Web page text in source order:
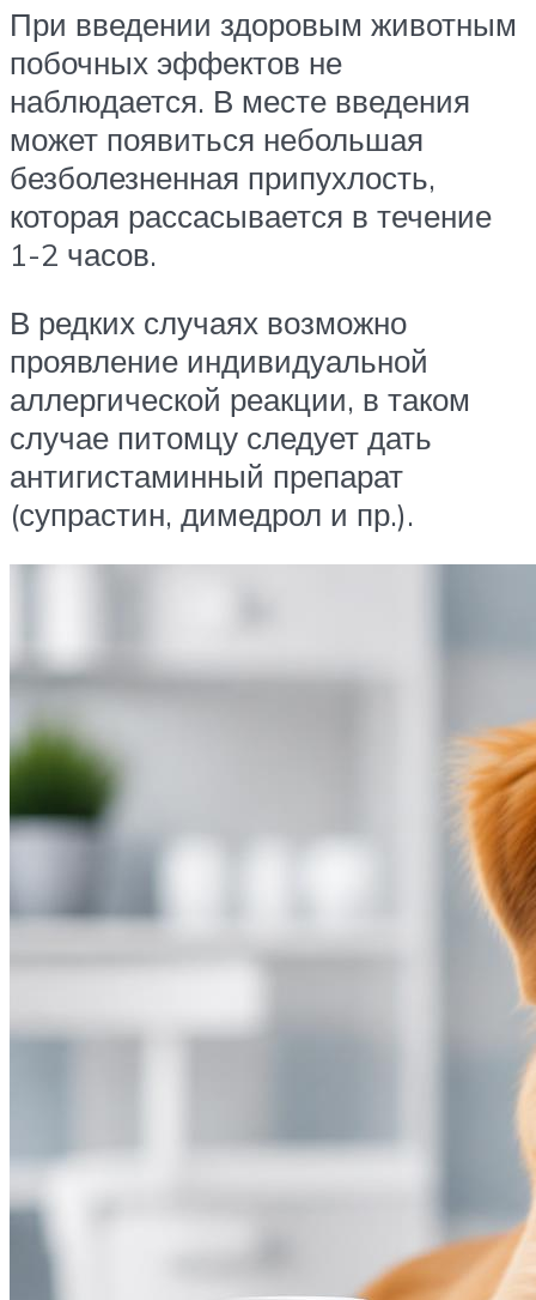
При введении здоровым животным
побочных эффектов не
наблюдается. В месте введения
может появиться небольшая
безболезненная припухлость,
которая рассасывается в течение
1-2 часов.
В редких случаях возможно
проявление индивидуальной
аллергической реакции, в таком
случае питомцу следует дать
антигистаминный препарат
(супрастин, димедрол и пр.).